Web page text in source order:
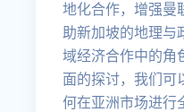
地化合作，增强曼
助新加坡的地理与
域经济合作中的角
面的探讨，我们可
何在亚洲市场进行